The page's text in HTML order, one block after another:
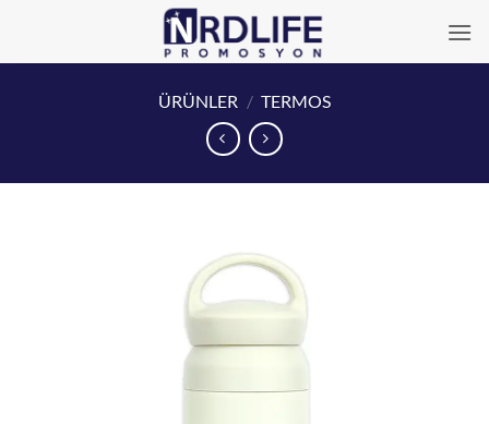
ÜRÜNLER / TERMOS